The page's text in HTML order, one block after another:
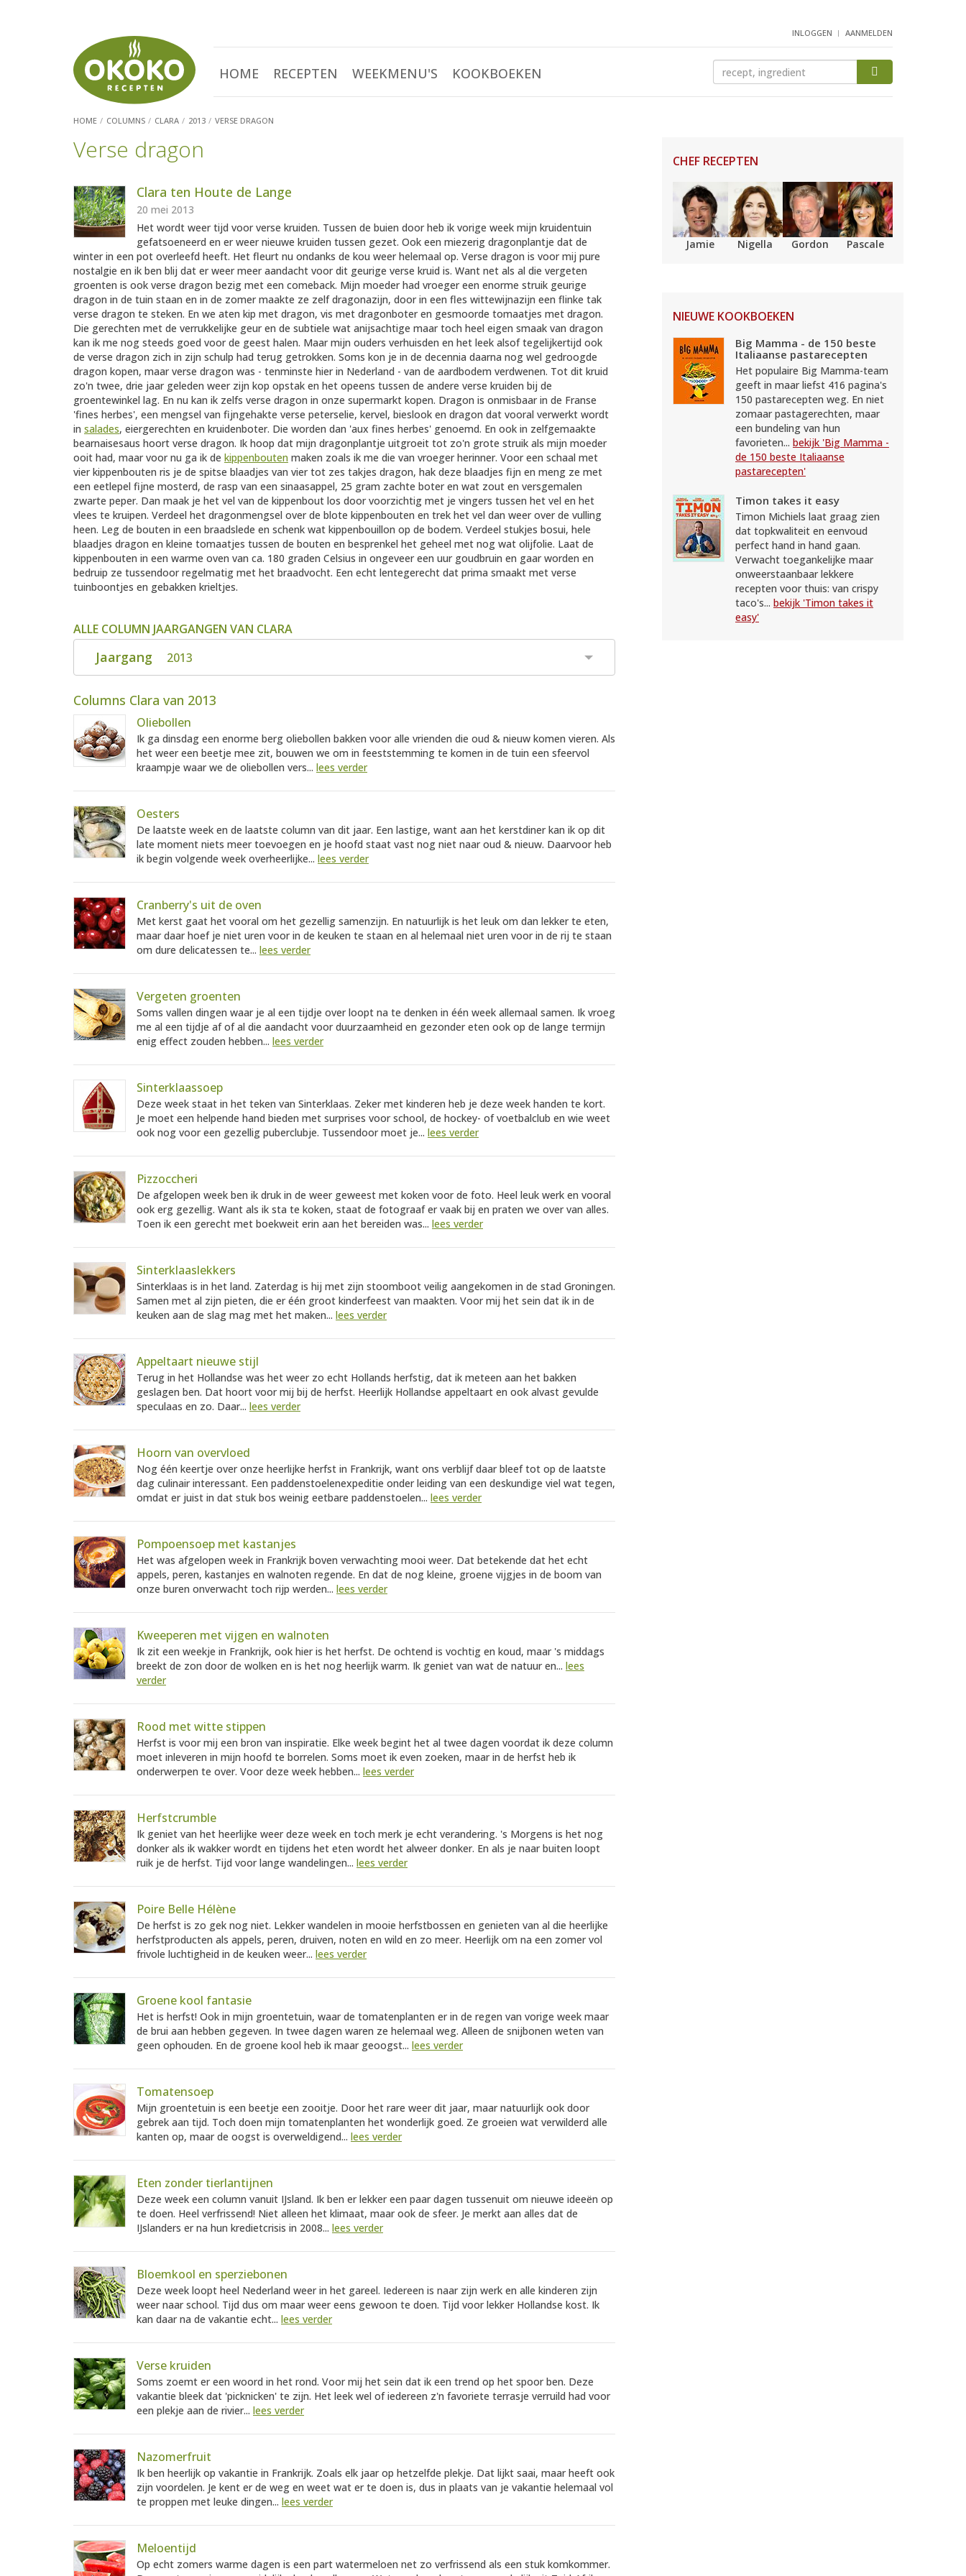
INLOGGEN AANMELDEN
HOME RECEPTEN WEEKMENU'S KOOKBOEKEN
HOME COLUMNS CLARA 2013 VERSE DRAGON
Verse dragon
Clara ten Houte de Lange
20 mei 2013
Het wordt weer tijd voor verse kruiden. Tussen de buien door heb ik vorige week mijn kruidentuin
gefatsoeneerd en er weer nieuwe kruiden tussen gezet. Ook een miezerig dragonplantje dat de
winter in een pot overleefd heeft. Het fleurt nu ondanks de kou weer helemaal op. Verse dragon is voor mij pure
nostalgie en ik ben blij dat er weer meer aandacht voor dit geurige verse kruid is. Want net als al die vergeten
groenten is ook verse dragon bezig met een comeback. Mijn moeder had vroeger een enorme struik geurige
dragon in de tuin staan en in de zomer maakte ze zelf dragonazijn, door in een fles wittewijnazijn een flinke tak
verse dragon te steken. En we aten kip met dragon, vis met dragonboter en gesmoorde tomaatjes met dragon.
Die gerechten met de verrukkelijke geur en de subtiele wat anijsachtige maar toch heel eigen smaak van dragon
kan ik me nog steeds goed voor de geest halen. Maar mijn ouders verhuisden en het leek alsof tegelijkertijd ook
de verse dragon zich in zijn schulp had terug getrokken. Soms kon je in de decennia daarna nog wel gedroogde
dragon kopen, maar verse dragon was - tenminste hier in Nederland - van de aardbodem verdwenen. Tot dit kruid
zo'n twee, drie jaar geleden weer zijn kop opstak en het opeens tussen de andere verse kruiden bij de
groentewinkel lag. En nu kan ik zelfs verse dragon in onze supermarkt kopen. Dragon is onmisbaar in de Franse
'fines herbes', een mengsel van fijngehakte verse peterselie, kervel, bieslook en dragon dat vooral verwerkt wordt
in salades, eiergerechten en kruidenboter. Die worden dan 'aux fines herbes' genoemd. En ook in zelfgemaakte
bearnaisesaus hoort verse dragon. Ik hoop dat mijn dragonplantje uitgroeit tot zo'n grote struik als mijn moeder
ooit had, maar voor nu ga ik de kippenbouten maken zoals ik me die van vroeger herinner. Voor een schaal met
vier kippenbouten ris je de spitse blaadjes van vier tot zes takjes dragon, hak deze blaadjes fijn en meng ze met
een eetlepel fijne mosterd, de rasp van een sinaasappel, 25 gram zachte boter en wat zout en versgemalen
zwarte peper. Dan maak je het vel van de kippenbout los door voorzichtig met je vingers tussen het vel en het
vlees te kruipen. Verdeel het dragonmengsel over de blote kippenbouten en trek het vel dan weer over de vulling
heen. Leg de bouten in een braadslede en schenk wat kippenbouillon op de bodem. Verdeel stukjes bosui, hele
blaadjes dragon en kleine tomaatjes tussen de bouten en besprenkel het geheel met nog wat olijfolie. Laat de
kippenbouten in een warme oven van ca. 180 graden Celsius in ongeveer een uur goudbruin en gaar worden en
bedruip ze tussendoor regelmatig met het braadvocht. Een echt lentegerecht dat prima smaakt met verse
tuinboontjes en gebakken krieltjes.
ALLE COLUMN JAARGANGEN VAN CLARA
Jaargang 2013
Columns Clara van 2013
Oliebollen
Ik ga dinsdag een enorme berg oliebollen bakken voor alle vrienden die oud & nieuw komen vieren. Als
het weer een beetje mee zit, bouwen we om in feeststemming te komen in de tuin een sfeervol
kraampje waar we de oliebollen vers... lees verder
Oesters
De laatste week en de laatste column van dit jaar. Een lastige, want aan het kerstdiner kan ik op dit
late moment niets meer toevoegen en je hoofd staat vast nog niet naar oud & nieuw. Daarvoor heb
ik begin volgende week overheerlijke... lees verder
Cranberry's uit de oven
Met kerst gaat het vooral om het gezellig samenzijn. En natuurlijk is het leuk om dan lekker te eten,
maar daar hoef je niet uren voor in de keuken te staan en al helemaal niet uren voor in de rij te staan
om dure delicatessen te... lees verder
Vergeten groenten
Soms vallen dingen waar je al een tijdje over loopt na te denken in één week allemaal samen. Ik vroeg
me al een tijdje af of al die aandacht voor duurzaamheid en gezonder eten ook op de lange termijn
enig effect zouden hebben... lees verder
Sinterklaassoep
Deze week staat in het teken van Sinterklaas. Zeker met kinderen heb je deze week handen te kort.
Je moet een helpende hand bieden met surprises voor school, de hockey- of voetbalclub en wie weet
ook nog voor een gezellig puberclubje. Tussendoor moet je... lees verder
Pizzoccheri
De afgelopen week ben ik druk in de weer geweest met koken voor de foto. Heel leuk werk en vooral
ook erg gezellig. Want als ik sta te koken, staat de fotograaf er vaak bij en praten we over van alles.
Toen ik een gerecht met boekweit erin aan het bereiden was... lees verder
Sinterklaaslekkers
Sinterklaas is in het land. Zaterdag is hij met zijn stoomboot veilig aangekomen in de stad Groningen.
Samen met al zijn pieten, die er één groot kinderfeest van maakten. Voor mij het sein dat ik in de
keuken aan de slag mag met het maken... lees verder
Appeltaart nieuwe stijl
Terug in het Hollandse was het weer zo echt Hollands herfstig, dat ik meteen aan het bakken
geslagen ben. Dat hoort voor mij bij de herfst. Heerlijk Hollandse appeltaart en ook alvast gevulde
speculaas en zo. Daar... lees verder
Hoorn van overvloed
Nog één keertje over onze heerlijke herfst in Frankrijk, want ons verblijf daar bleef tot op de laatste
dag culinair interessant. Een paddenstoelenexpeditie onder leiding van een deskundige viel wat tegen,
omdat er juist in dat stuk bos weinig eetbare paddenstoelen... lees verder
Pompoensoep met kastanjes
Het was afgelopen week in Frankrijk boven verwachting mooi weer. Dat betekende dat het echt
appels, peren, kastanjes en walnoten regende. En dat de nog kleine, groene vijgjes in de boom van
onze buren onverwacht toch rijp werden... lees verder
Kweeperen met vijgen en walnoten
Ik zit een weekje in Frankrijk, ook hier is het herfst. De ochtend is vochtig en koud, maar 's middags
breekt de zon door de wolken en is het nog heerlijk warm. Ik geniet van wat de natuur en... lees
verder
Rood met witte stippen
Herfst is voor mij een bron van inspiratie. Elke week begint het al twee dagen voordat ik deze column
moet inleveren in mijn hoofd te borrelen. Soms moet ik even zoeken, maar in de herfst heb ik
onderwerpen te over. Voor deze week hebben... lees verder
Herfstcrumble
Ik geniet van het heerlijke weer deze week en toch merk je echt verandering. 's Morgens is het nog
donker als ik wakker wordt en tijdens het eten wordt het alweer donker. En als je naar buiten loopt
ruik je de herfst. Tijd voor lange wandelingen... lees verder
Poire Belle Hélène
De herfst is zo gek nog niet. Lekker wandelen in mooie herfstbossen en genieten van al die heerlijke
herfstproducten als appels, peren, druiven, noten en wild en zo meer. Heerlijk om na een zomer vol
frivole luchtigheid in de keuken weer... lees verder
Groene kool fantasie
Het is herfst! Ook in mijn groentetuin, waar de tomatenplanten er in de regen van vorige week maar
de brui aan hebben gegeven. In twee dagen waren ze helemaal weg. Alleen de snijbonen weten van
geen ophouden. En de groene kool heb ik maar geoogst... lees verder
Tomatensoep
Mijn groentetuin is een beetje een zooitje. Door het rare weer dit jaar, maar natuurlijk ook door
gebrek aan tijd. Toch doen mijn tomatenplanten het wonderlijk goed. Ze groeien wat verwilderd alle
kanten op, maar de oogst is overweldigend... lees verder
Eten zonder tierlantijnen
Deze week een column vanuit IJsland. Ik ben er lekker een paar dagen tussenuit om nieuwe ideeën op
te doen. Heel verfrissend! Niet alleen het klimaat, maar ook de sfeer. Je merkt aan alles dat de
IJslanders er na hun kredietcrisis in 2008... lees verder
Bloemkool en sperziebonen
Deze week loopt heel Nederland weer in het gareel. Iedereen is naar zijn werk en alle kinderen zijn
weer naar school. Tijd dus om maar weer eens gewoon te doen. Tijd voor lekker Hollandse kost. Ik
kan daar na de vakantie echt... lees verder
Verse kruiden
Soms zoemt er een woord in het rond. Voor mij het sein dat ik een trend op het spoor ben. Deze
vakantie bleek dat 'picknicken' te zijn. Het leek wel of iedereen z'n favoriete terrasje verruild had voor
een plekje aan de rivier... lees verder
Nazomerfruit
Ik ben heerlijk op vakantie in Frankrijk. Zoals elk jaar op hetzelfde plekje. Dat lijkt saai, maar heeft ook
zijn voordelen. Je kent er de weg en weet wat er te doen is, dus in plaats van je vakantie helemaal vol
te proppen met leuke dingen... lees verder
Meloentijd
Op echt zomers warme dagen is een part watermeloen net zo verfrissend als een stuk komkommer.
CHEF RECEPTEN
Jamie Nigella Gordon Pascale
NIEUWE KOOKBOEKEN
Big Mamma - de 150 beste
Italiaanse pastarecepten
Het populaire Big Mamma-team
geeft in maar liefst 416 pagina's
150 pastarecepten weg. En niet
zomaar pastagerechten, maar
een bundeling van hun
favorieten... bekijk 'Big Mamma -
de 150 beste Italiaanse
pastarecepten'
Timon takes it easy
Timon Michiels laat graag zien
dat topkwaliteit en eenvoud
perfect hand in hand gaan.
Verwacht toegankelijke maar
onweerstaanbaar lekkere
recepten voor thuis: van crispy
taco's... bekijk 'Timon takes it
easy'